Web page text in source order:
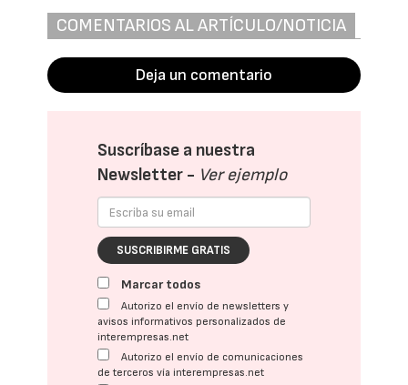
COMENTARIOS AL ARTÍCULO/NOTICIA
Deja un comentario
Suscríbase a nuestra
Newsletter - Ver ejemplo
SUSCRIBIRME GRATIS
Marcar todos
Autorizo el envío de newsletters y
avisos informativos personalizados de
interempresas.net
Autorizo el envío de comunicaciones
de terceros vía interempresas.net